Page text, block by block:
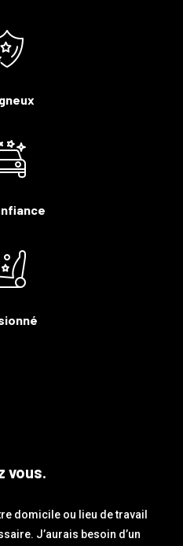
vous.
domicile ou lieu de travail
J’aurais besoin d’un